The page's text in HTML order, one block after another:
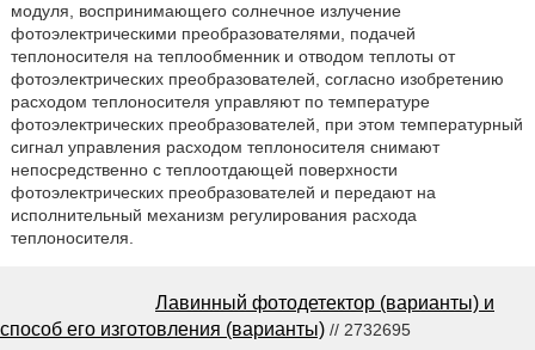
модуля, воспринимающего солнечное излучение
фотоэлектрическими преобразователями, подачей
теплоносителя на теплообменник и отводом теплоты от
фотоэлектрических преобразователей, согласно изобретению
расходом теплоносителя управляют по температуре
фотоэлектрических преобразователей, при этом температурный
сигнал управления расходом теплоносителя снимают
непосредственно с теплоотдающей поверхности
фотоэлектрических преобразователей и передают на
исполнительный механизм регулирования расхода
теплоносителя.
Лавинный фотодетектор (варианты) и
способ его изготовления (варианты) // 2732695